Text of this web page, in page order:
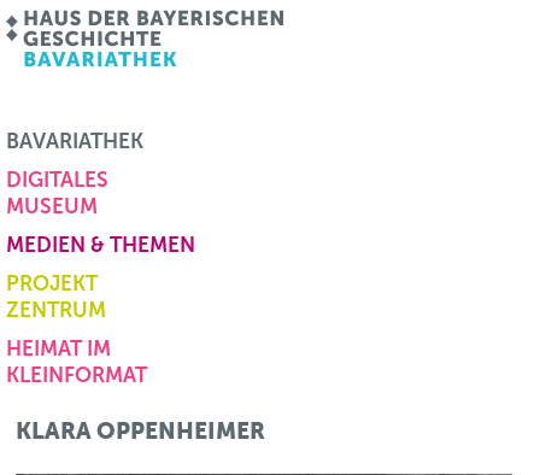
BAVARIATHEK
DIGITALES
MUSEUM
MEDIEN & THEMEN
PROJEKT
ZENTRUM
HEIMAT IM
KLEINFORMAT
KLARA OPPENHEIMER